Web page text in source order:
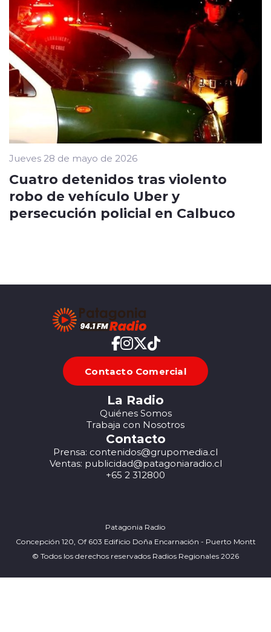
Jueves 28 de mayo de 2026
Cuatro detenidos tras violento
robo de vehículo Uber y
persecución policial en Calbuco
Contacto Comercial
La Radio
Quiénes Somos
Trabaja con Nosotros
Contacto
Prensa: contenidos@grupomedia.cl
Ventas: publicidad@patagoniaradio.cl
+65 2 312800
Patagonia Radio
Concepción 120, Of 603 Edificio Doña Encarnación - Puerto Montt
© Todos los derechos reservados Radios Regionales 2026